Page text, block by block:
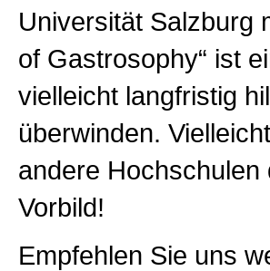
Universität Salzburg
of Gastrosophy“ ist
vielleicht langfristig
überwinden.
andere
Vorbild!
Empfehlen Sie uns